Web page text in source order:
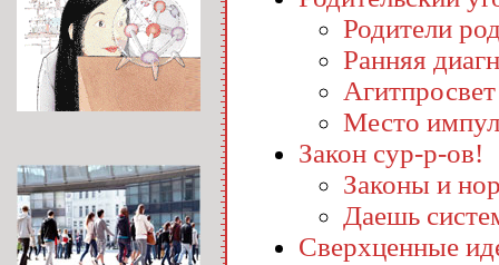
Родители
Ранняя
Агитпросвет
Место
Закон сур-р-ов!
Законы и
Даешь
Сверхценные